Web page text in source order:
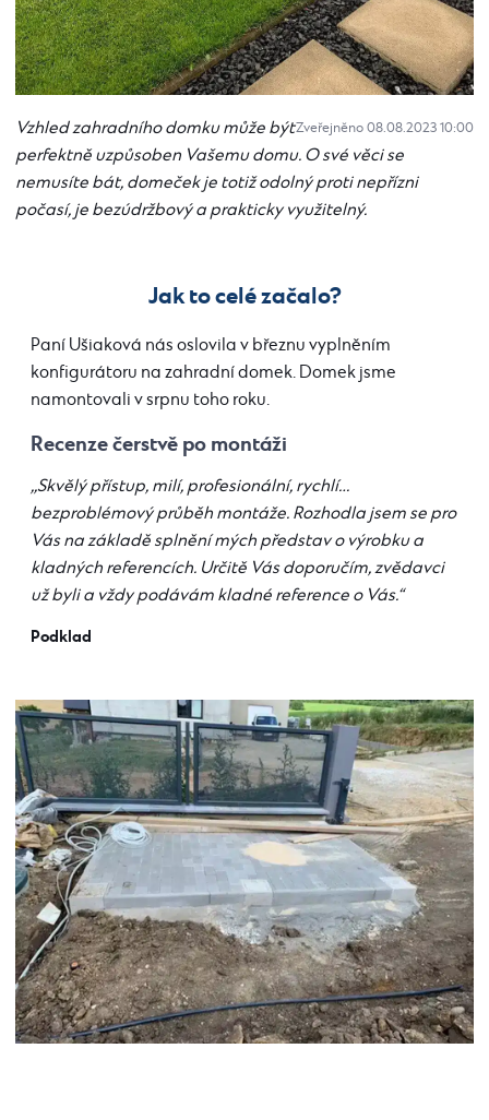
Zveřejněno 08.08.2023 10:00
Vzhled zahradního domku může být
perfektně uzpůsoben Vašemu domu. O své věci se
nemusíte bát, domeček je totiž odolný proti nepřízni
počasí, je bezúdržbový a prakticky využitelný.
Jak to celé začalo?
Paní Ušiaková nás oslovila v březnu vyplněním
konfigurátoru na zahradní domek. Domek jsme
namontovali v srpnu toho roku.
Recenze čerstvě po montáži
,,Skvělý přístup, milí, profesionální, rychlí…
bezproblémový průběh montáže. Rozhodla jsem se pro
Vás na základě splnění mých představ o výrobku a
kladných referencích. Určitě Vás doporučím, zvědavci
už byli a vždy podávám kladné reference o Vás.“
Podklad